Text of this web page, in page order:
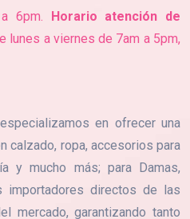
6pm. Horario atención de
lunes a viernes de 7am a 5pm,
en ofrecer una
calzado, ropa, accesorios para
y mucho más; para Damas,
importadores directos de las
mercado, garantizando tanto